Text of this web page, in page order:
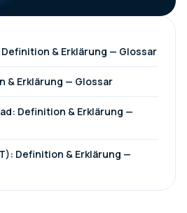
& Erklärung — Glossar
& Erklärung — Glossar
Definition & Erklärung —
Definition & Erklärung —